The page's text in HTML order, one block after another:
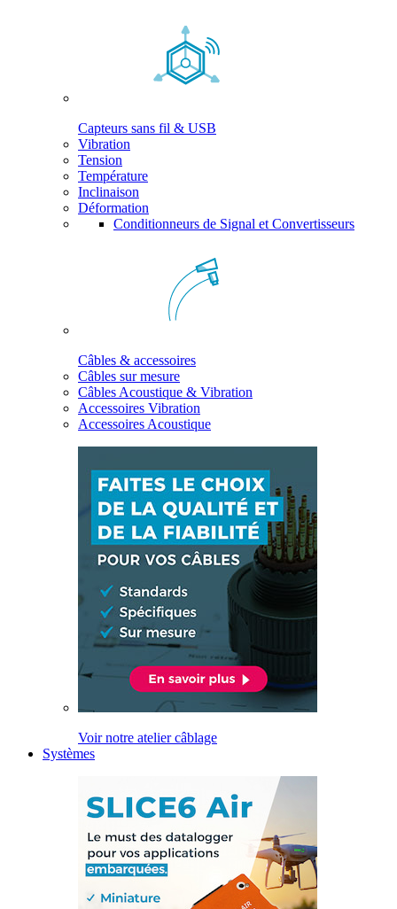
Capteurs sans fil & USB
Vibration
Tension
Température
Inclinaison
Déformation
Conditionneurs de Signal et Convertisseurs
Câbles & accessoires
Câbles sur mesure
Câbles Acoustique & Vibration
Accessoires Vibration
Accessoires Acoustique
Voir notre atelier câblage
Systèmes